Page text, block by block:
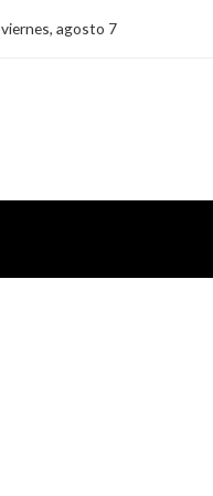
viernes, agosto 7